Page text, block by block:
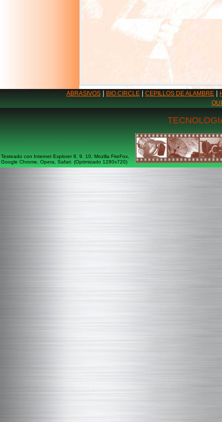
ABRASIVOS BIO CIRCLE CEPILLOS DE ALAMBRE
Testeado con Internet Explorer 8, 9, 10, Mozilla FireFox,
Google Chrome, Opera, Safari. (Optimizado 1280x720)